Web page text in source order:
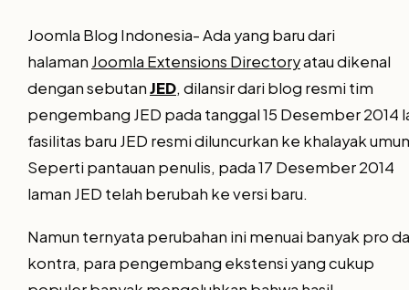
Joomla Blog Indonesia- Ada yang baru dari
halaman Joomla Extensions Directoryatau dikenal
dengan sebutanJED, dilansir dari blog resmi tim
pengembang JED pada tanggal 15 Desember 2014
fasilitas baru JED resmi diluncurkan ke khalayak
Seperti pantauan penulis, pada 17 Desember 2014
laman JED telah berubah ke versi baru.
Namun ternyata perubahan ini menuai banyak pro
kontra, para pengembang ekstensi yang cukup